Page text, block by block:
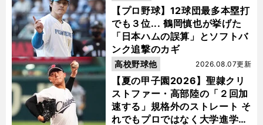
【プロ野球】12球団最多本塁打
でも３位... 鶴岡慎也が挙げた
「日本ハムの誤算」とソフトバ
ンク追撃のカギ
【夏の甲子園2026】聖隷クリ
ストファー・高部陸の「２回加
速する」規格外のストレート そ
れでもプロではなく大学進学を
2026.08.07更新
高校野球他